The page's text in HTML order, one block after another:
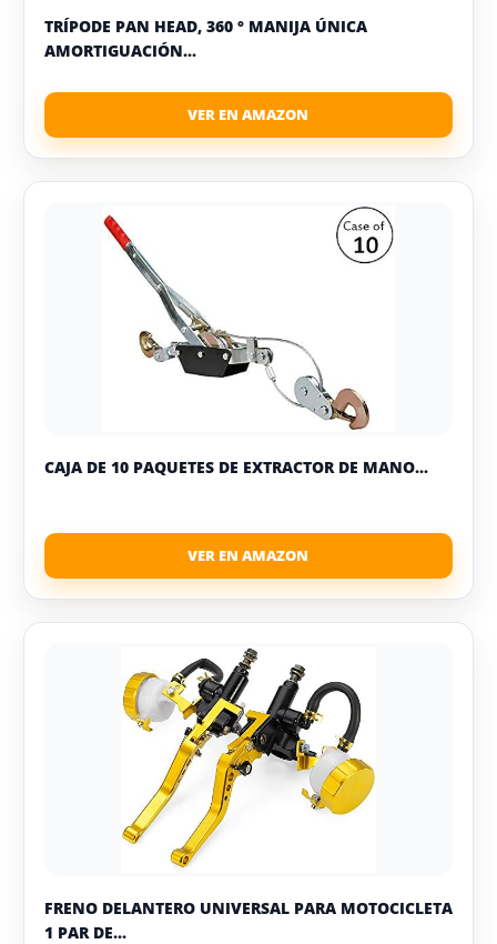
TRÍPODE PAN HEAD, 360 ° MANIJA ÚNICA
AMORTIGUACIÓN...
CAJA DE 10 PAQUETES DE EXTRACTOR DE MANO...
FRENO DELANTERO UNIVERSAL PARA MOTOCICLETA
1 PAR DE...